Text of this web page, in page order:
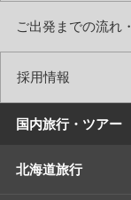
ご出発までの流れ
採用情報
国内旅行・ツアー
北海道旅行